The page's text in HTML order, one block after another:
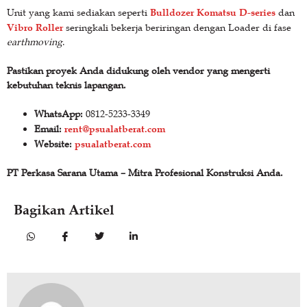
Unit yang kami sediakan seperti Bulldozer Komatsu D-series dan
Vibro Rollerseringkali bekerja beriringan dengan Loader di fase
earthmoving.
Pastikan proyek Anda didukung oleh vendor yang mengerti
kebutuhan teknis lapangan.
WhatsApp: 0812-5233-3349
Email: rent@psualatberat.com
Website: psualatberat.com
PT Perkasa Sarana Utama – Mitra Profesional Konstruksi Anda.
Bagikan Artikel